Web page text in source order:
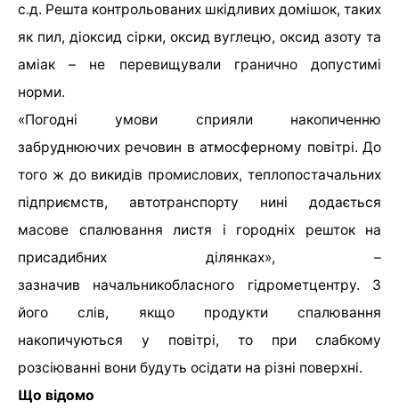
с.д. Решта контрольованих шкідливих домішок, таких
як пил, діоксид сірки, оксид вуглецю, оксид азоту та
аміак – не перевищували гранично допустимі
норми.
«Погодні умови сприяли накопиченню
забруднюючих речовин в атмосферному повітрі. До
того ж до викидів промислових, теплопостачальних
підприємств, автотранспорту нині додається
масове спалювання листя і городніх решток на
присадибних ділянках», –
зазначив начальникобласного гідрометцентру. З
його слів, якщо продукти спалювання
накопичуються у повітрі, то при слабкому
розсіюванні вони будуть осідати на різні поверхні.
Що відомо